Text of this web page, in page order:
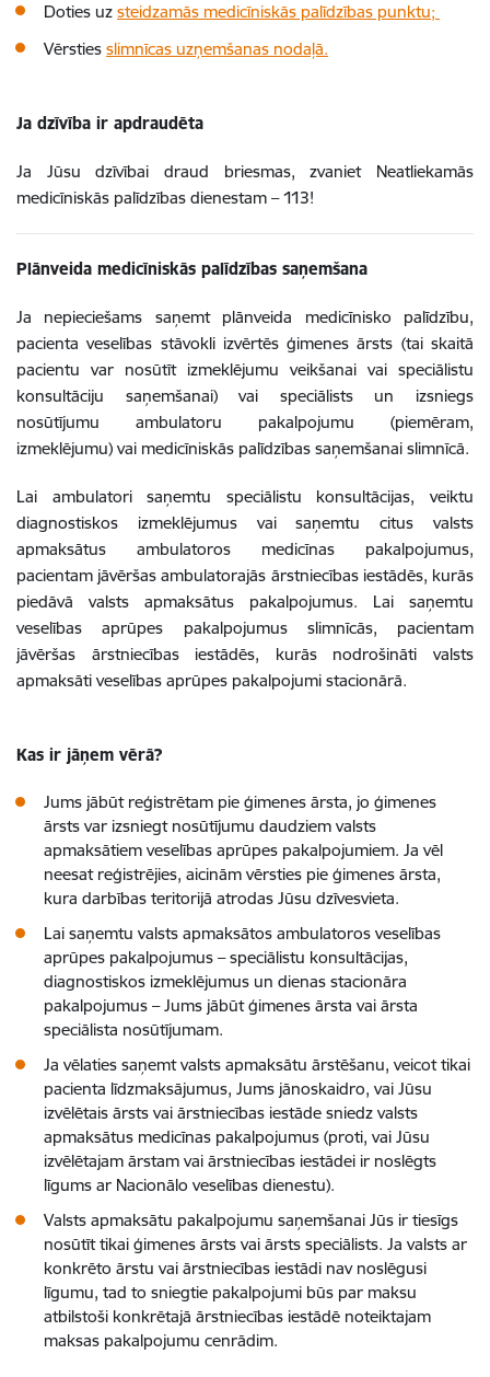
Doties uz steidzamās medicīniskās palīdzības punktu;
Vērsties slimnīcas uzņemšanas nodaļā.
Ja dzīvība ir apdraudēta
Ja Jūsu dzīvībai draud briesmas, zvaniet Neatliekamās
medicīniskās palīdzības dienestam – 113!
Plānveida medicīniskās palīdzības saņemšana
Ja nepieciešams saņemt plānveida medicīnisko palīdzību,
pacienta veselības stāvokli izvērtēs ģimenes ārsts (tai skaitā
pacientu var nosūtīt izmeklējumu veikšanai vai speciālistu
konsultāciju saņemšanai) vai speciālists un izsniegs
nosūtījumu ambulatoru pakalpojumu (piemēram,
izmeklējumu) vai medicīniskās palīdzības saņemšanai slimnīcā.
Lai ambulatori saņemtu speciālistu konsultācijas, veiktu
diagnostiskos izmeklējumus vai saņemtu citus valsts
apmaksātus ambulatoros medicīnas pakalpojumus,
pacientam jāvēršas ambulatorajās ārstniecības iestādēs, kurās
piedāvā valsts apmaksātus pakalpojumus. Lai saņemtu
veselības aprūpes pakalpojumus slimnīcās, pacientam
jāvēršas ārstniecības iestādēs, kurās nodrošināti valsts
apmaksāti veselības aprūpes pakalpojumi stacionārā.
Kas ir jāņem vērā?
Jums jābūt reģistrētam pie ģimenes ārsta, jo ģimenes
ārsts var izsniegt nosūtījumu daudziem valsts
apmaksātiem veselības aprūpes pakalpojumiem. Ja vēl
neesat reģistrējies, aicinām vērsties pie ģimenes ārsta,
kura darbības teritorijā atrodas Jūsu dzīvesvieta.
Lai saņemtu valsts apmaksātos ambulatoros veselības
aprūpes pakalpojumus – speciālistu konsultācijas,
diagnostiskos izmeklējumus un dienas stacionāra
pakalpojumus – Jums jābūt ģimenes ārsta vai ārsta
speciālista nosūtījumam.
Ja vēlaties saņemt valsts apmaksātu ārstēšanu, veicot tikai
pacienta līdzmaksājumus, Jums jānoskaidro, vai Jūsu
izvēlētais ārsts vai ārstniecības iestāde sniedz valsts
apmaksātus medicīnas pakalpojumus (proti, vai Jūsu
izvēlētajam ārstam vai ārstniecības iestādei ir noslēgts
līgums ar Nacionālo veselības dienestu).
Valsts apmaksātu pakalpojumu saņemšanai Jūs ir tiesīgs
nosūtīt tikai ģimenes ārsts vai ārsts speciālists. Ja valsts ar
konkrēto ārstu vai ārstniecības iestādi nav noslēgusi
līgumu, tad to sniegtie pakalpojumi būs par maksu
atbilstoši konkrētajā ārstniecības iestādē noteiktajam
maksas pakalpojumu cenrādim.